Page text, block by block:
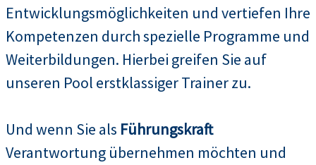
Entwicklungsmöglichkeiten und vertiefen Ihre
Kompetenzen durch spezielle Programme und
Weiterbildungen. Hierbei greifen Sie auf
unseren Pool erstklassiger Trainer zu.
Und wenn Sie als Führungskraft
Verantwortung übernehmen möchten und